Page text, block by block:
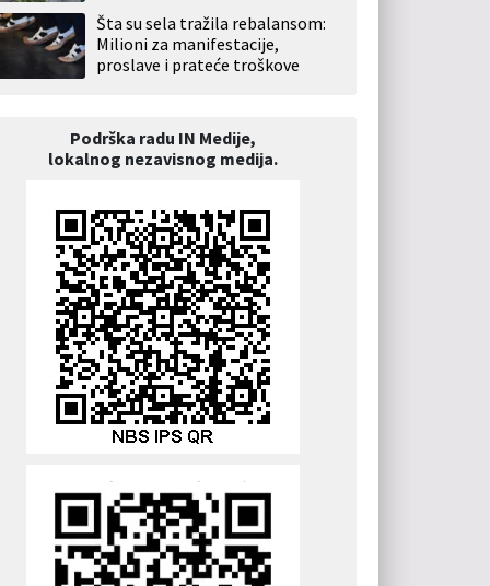
Šta su sela tražila rebalansom:
Milioni za manifestacije,
proslave i prateće troškove
Podrška radu IN Medije,
lokalnog nezavisnog medija.